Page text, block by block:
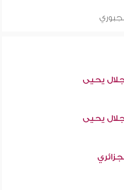
جلال يحيى
جلال يحيى